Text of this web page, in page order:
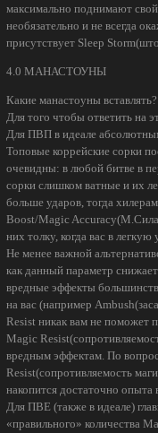
максимально поднимают
необязательно и не всегда
присутствует Sleep
4.0 МАНАСТОУНЫ
Какие манастоуны вставлять?
Для того чтобы ответить на
Для ПВП в идеале
Топовые коррейские сорки
очевидны: в любой битве в
сорки слишком ватные и их
больше ударов, тогда
Boost/Magic
них толку, когда вас в легкую
Не менее важной
как данный параметр
вредные эффекты
на вас (например
Resist никак вам не поможет
Magic
вредным эффектам. По
Resist(сопротивляемость
накопится достаточно опыта
Для ПВЕ (также в идеале)
«правильного» количества